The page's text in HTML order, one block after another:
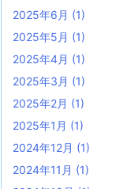
2025年6月 (1)
2025年5月 (1)
2025年4月 (1)
2025年3月 (1)
2025年2月 (1)
2025年1月 (1)
2024年12月 (1)
2024年11月 (1)